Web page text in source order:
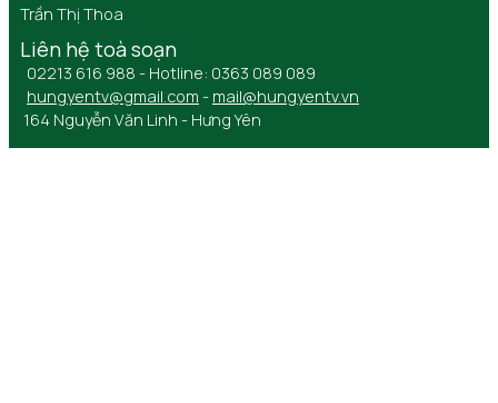
Trần Thị Thoa
Liên hệ toà soạn
02213 616 988 - Hotline: 0363 089 089
hungyentv@gmail.com - mail@hungyentv.vn
164 Nguyễn Văn Linh - Hưng Yên